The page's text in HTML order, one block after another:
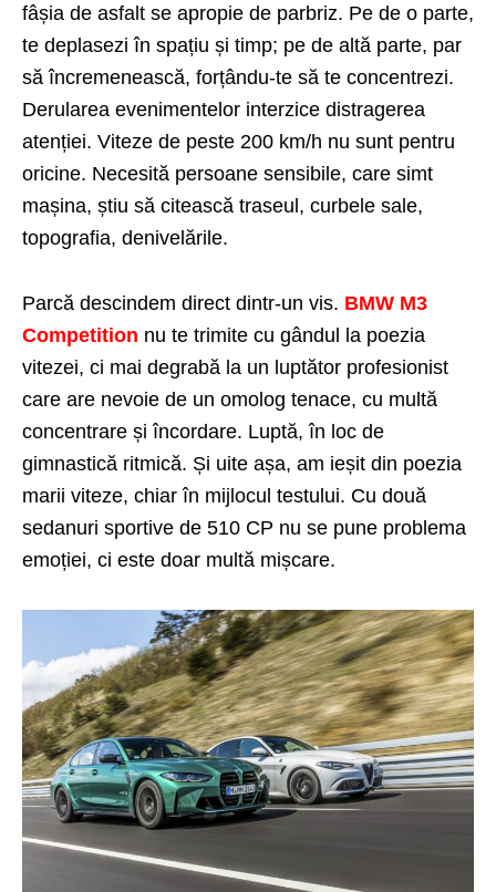
fâșia de asfalt se apropie de parbriz. Pe de o parte,
te deplasezi în spațiu și timp; pe de altă parte, par
să încremenească, forțându-te să te concentrezi.
Derularea evenimentelor interzice distragerea
atenției. Viteze de peste 200 km/h nu sunt pentru
oricine. Necesită persoane sensibile, care simt
mașina, știu să citească traseul, curbele sale,
topografia, denivelările.
Parcă descindem direct dintr-un vis. BMW M3
Competition nu te trimite cu gândul la poezia
vitezei, ci mai degrabă la un luptător profesionist
care are nevoie de un omolog tenace, cu multă
concentrare și încordare. Luptă, în loc de
gimnastică ritmică. Și uite așa, am ieșit din poezia
marii viteze, chiar în mijlocul testului. Cu două
sedanuri sportive de 510 CP nu se pune problema
emoției, ci este doar multă mișcare.